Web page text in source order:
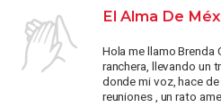
El Alma De
Hola me llamo Brenda
ranchera, llevando un
donde mi voz, hace
reuniones , un rato